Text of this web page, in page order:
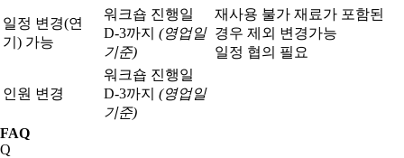
일정 변경(연
기) 가능
워크숍 진행일
D-3까지 (영업일
기준)
재사용 불가 재료가 포함된
경우 제외 변경가능
일정 협의 필요
인원 변경
워크숍 진행일
D-3까지 (영업일
기준)
FAQ
Q